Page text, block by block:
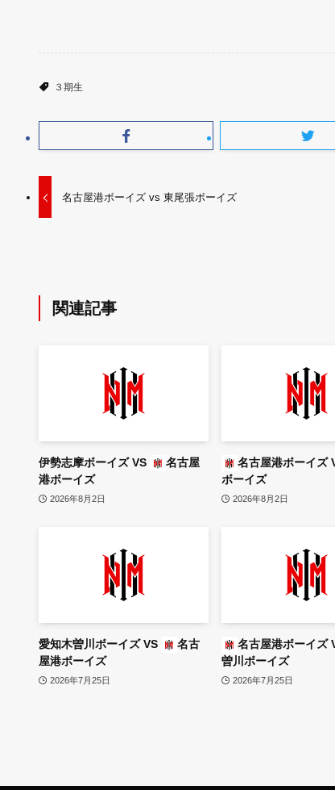
３期生
名古屋港ボーイズ vs 東尾張ボーイズ
関連記事
伊勢志摩ボーイズVS
名古屋
港ボーイズ
2026年8月2日
名古屋港ボーイズ
ボーイズ
2026年8月2日
愛知木曽川ボーイズVS
名古
屋港ボーイズ
2026年7月25日
名古屋港ボーイズ
曽川ボーイズ
2026年7月25日